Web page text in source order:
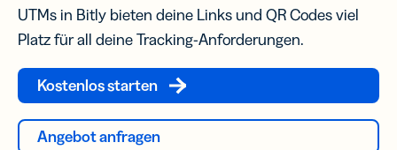
UTMs in Bitly bieten deine Links und QR Codes viel
Platz für all deine Tracking-Anforderungen.
Kostenlos starten
Angebot anfragen